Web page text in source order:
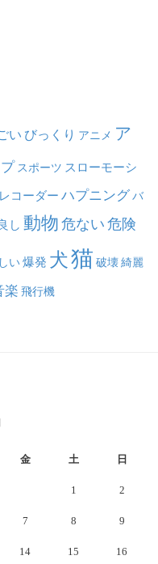
い びっくり アニメ ア
スポーツ スローモーシ
コーダー ハプニング バ
し 動物 危ない 危険
い爆発 犬猫 破壊綺麗
楽 飛行機
金 土 日
1 2
7 8 9
14 15 16